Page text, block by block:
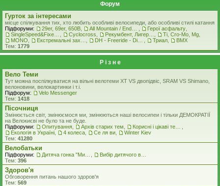
Форум
Гурток за інтересами
місце спілкування тих, хто любить особливі велосипеди, або особливі стилі катання
Підфоруми:
29er, 69er, 650B Герої асфальту
Cyclocross Ti, Cro-Mo, Mg
MONO
Триал
BMX
Тем: 1779
Р i з н е
Вело Теми
Тут можна поспілкуватися на вільні велотеми ХТ VS двопідвіс, SRAM VS Shimano,
велоновини, велокартинки і т.і.
Підфорум:
Velo Messenger
Тем: 1418
Пісочниця
Змінюється світ, змінюємося ми, змінюються наші велосипеи і тільки ДЕМОКРАТІЇ
на Велокиєві не було та не буде.
Підфоруми:
Опитування Архів старих тем
Екологiя в Україні
4 колеса Се ля ви
Winter Kiev
Тем: 41280
Велобатьки
Підфоруми:
Тем: 396
Здоров'я
Обговорення питань нашого здоров'я
Тем: 569